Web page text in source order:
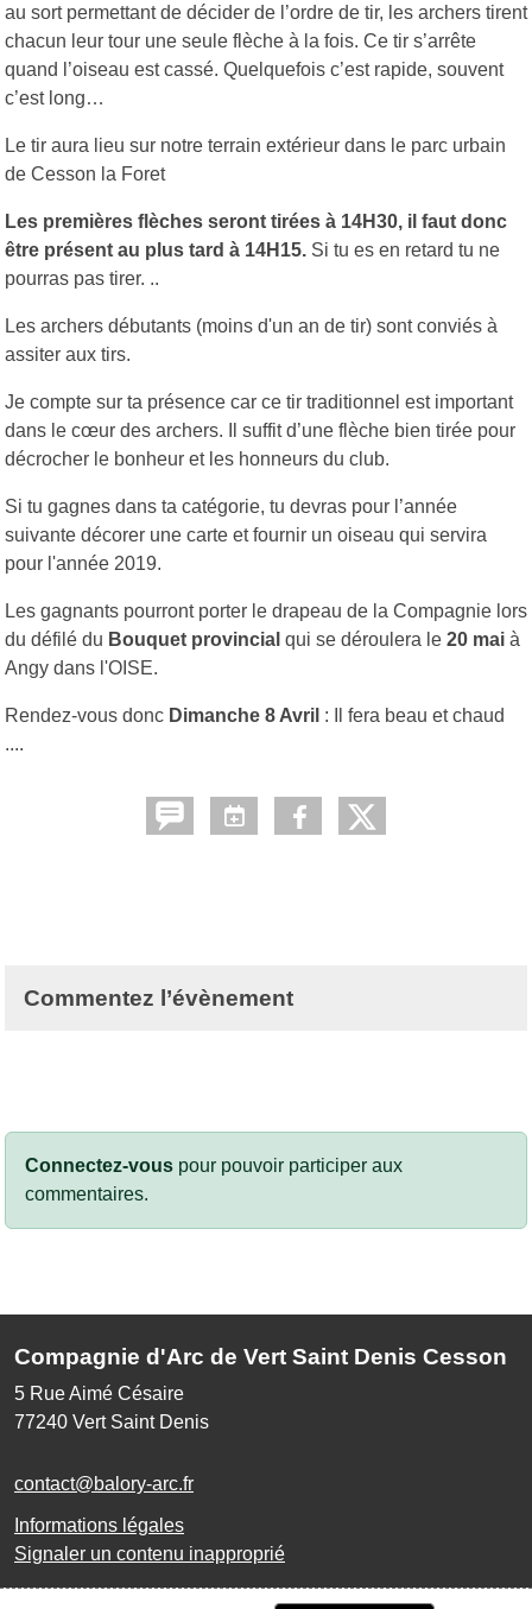
au sort permettant de décider de l’ordre de tir, les archers tirent
chacun leur tour une seule flèche à la fois. Ce tir s’arrête
quand l’oiseau est cassé. Quelquefois c’est rapide, souvent
c’est long…
Le tir aura lieu sur notre terrain extérieur dans le parc urbain
de Cesson la Foret
Les premières flèches seront tirées à 14H30, il faut donc
être présent au plus tard à 14H15. Si tu es en retard tu ne
pourras pas tirer. ..
Les archers débutants (moins d'un an de tir) sont conviés à
assiter aux tirs.
Je compte sur ta présence car ce tir traditionnel est important
dans le cœur des archers. Il suffit d’une flèche bien tirée pour
décrocher le bonheur et les honneurs du club.
Si tu gagnes dans ta catégorie, tu devras pour l’année
suivante décorer une carte et fournir un oiseau qui servira
pour l'année 2019.
Les gagnants pourront porter le drapeau de la Compagnie lors
du défilé du Bouquet provincial qui se déroulera le 20 mai à
Angy dans l'OISE.
Rendez-vous donc Dimanche 8 Avril : Il fera beau et chaud
....
Commentez l’évènement
Connectez-vous pour pouvoir participer aux
commentaires.
Compagnie d'Arc de Vert Saint Denis Cesson
5 Rue Aimé Césaire
77240 Vert Saint Denis
contact@balory-arc.fr
Informations légales
Signaler un contenu inapproprié